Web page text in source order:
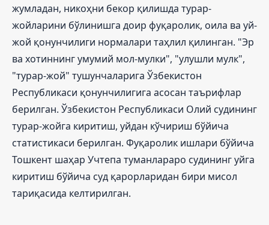
жумладан, никоҳни бекор қилишда турар-
жойларини бўлинишга доир фуқаролик, оила ва уй-
жой қонунчилиги нормалари таҳлил қилинган. "Эр
ва хотиннинг умумий мол-мулки", "улушли мулк",
"турар-жой" тушунчаларига Ўзбекистон
Республикаси қонунчилигига асосан таърифлар
берилган. Ўзбекистон Республикаси Олий судининг
турар-жойга киритиш, уйдан кўчириш бўйича
статистикаси берилган. Фуқаролик ишлари бўйича
Тошкент шаҳар Учтепа туманлараро судининг уйга
киритиш бўйича суд қарорларидан бири мисол
тариқасида келтирилган.